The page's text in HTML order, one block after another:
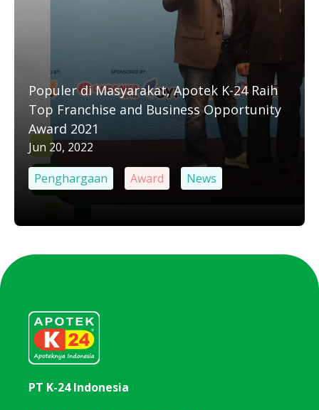
Populer di Masyarakat, Apotek K-24 Raih
Top Franchise and Business Opportunity
Award 2021
Jun 20, 2022
Penghargaan
Award News
PT K-24 Indonesia